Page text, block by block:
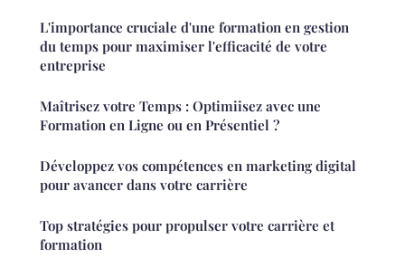
L'importance cruciale d'une formation en gestion
du temps pour maximiser l'efficacité de votre
entreprise
Maîtrisez votre Temps : Optimiisez avec une
Formation en Ligne ou en Présentiel ?
Développez vos compétences en marketing digital
pour avancer dans votre carrière
Top stratégies pour propulser votre carrière et
formation